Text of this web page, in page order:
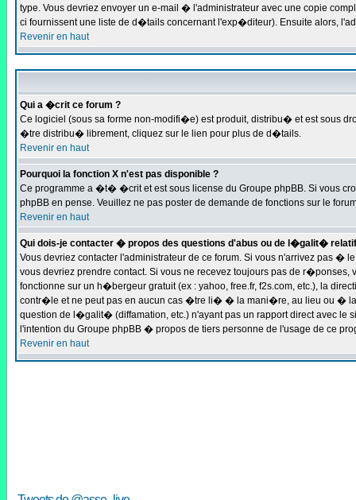
type. Vous devriez envoyer un e-mail � l'administrateur avec une copie
ci fournissent une liste de d�tails concernant l'exp�diteur). Ensuite alors,
Revenir en haut
Qui a �crit ce forum ?
Ce logiciel (sous sa forme non-modifi�e) est produit, distribu� et est sous
�tre distribu� librement, cliquez sur le lien pour plus de d�tails.
Revenir en haut
Pourquoi la fonction X n'est pas disponible ?
Ce programme a �t� �crit et est sous license du Groupe phpBB. Si vous
phpBB en pense. Veuillez ne pas poster de demande de fonctions sur le
Revenir en haut
Qui dois-je contacter � propos des questions d'abus ou de l�galit�
Vous devriez contacter l'administrateur de ce forum. Si vous n'arrivez pas �
vous devriez prendre contact. Si vous ne recevez toujours pas de
fonctionne sur un h�bergeur gratuit (ex : yahoo, free.fr, f2s.com, etc.), la
contr�le et ne peut pas en aucun cas �tre li� � la mani�re, au lieu ou � la
question de l�galit� (diffamation, etc.) n'ayant pas un rapport direct avec le
l'intention du Groupe phpBB � propos de tiers personne de l'usage de ce
Revenir en haut